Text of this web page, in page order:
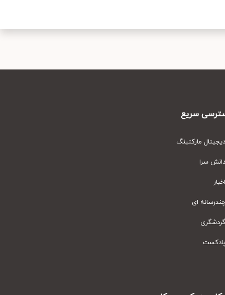
سریع
مارکتینگ
سرا
ای